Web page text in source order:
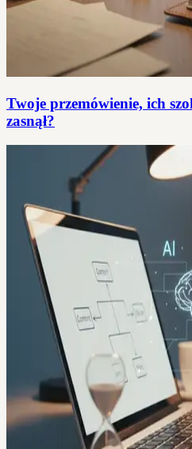
Twoje przemówienie, ich
zasnął?